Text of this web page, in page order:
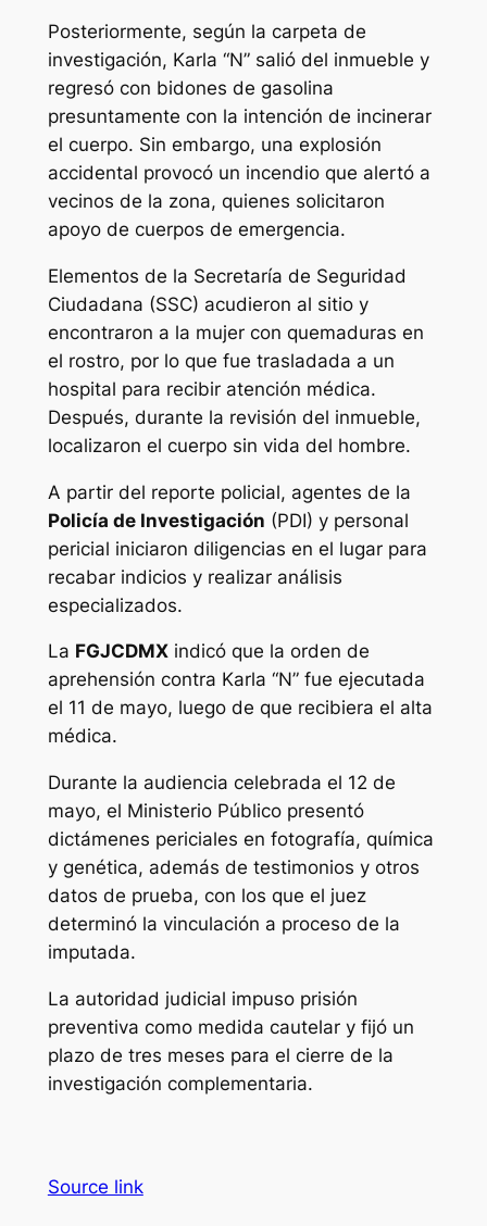
Posteriormente, según la carpeta de
investigación, Karla “N” salió del inmueble y
regresó con bidones de gasolina
presuntamente con la intención de incinerar
el cuerpo. Sin embargo, una explosión
accidental provocó un incendio que alertó a
vecinos de la zona, quienes solicitaron
apoyo de cuerpos de emergencia.
Elementos de la Secretaría de Seguridad
Ciudadana (SSC) acudieron al sitio y
encontraron a la mujer con quemaduras en
el rostro, por lo que fue trasladada a un
hospital para recibir atención médica.
Después, durante la revisión del inmueble,
localizaron el cuerpo sin vida del hombre.
A partir del reporte policial, agentes de la
Policía de Investigación (PDI) y personal
pericial iniciaron diligencias en el lugar para
recabar indicios y realizar análisis
especializados.
La FGJCDMXindicó que la orden de
aprehensión contra Karla “N” fue ejecutada
el 11 de mayo, luego de que recibiera el alta
médica.
Durante la audiencia celebrada el 12 de
mayo, el Ministerio Público presentó
dictámenes periciales en fotografía, química
y genética, además de testimonios y otros
datos de prueba, con los que el juez
determinó la vinculación a proceso de la
imputada.
La autoridad judicial impuso prisión
preventiva como medida cautelar y fijó un
plazo de tres meses para el cierre de la
investigación complementaria.
Source link